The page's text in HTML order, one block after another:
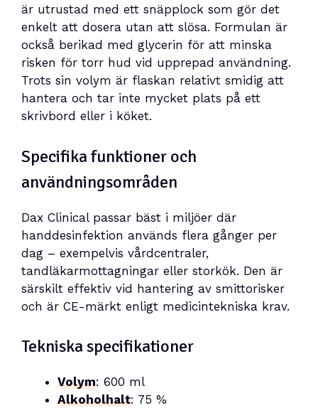
är utrustad med ett snäpplock som gör det
enkelt att dosera utan att slösa. Formulan är
också berikad med glycerin för att minska
risken för torr hud vid upprepad användning.
Trots sin volym är flaskan relativt smidig att
hantera och tar inte mycket plats på ett
skrivbord eller i köket.
Specifika funktioner och
användningsområden
Dax Clinical passar bäst i miljöer där
handdesinfektion används flera gånger per
dag – exempelvis vårdcentraler,
tandläkarmottagningar eller storkök. Den är
särskilt effektiv vid hantering av smittorisker
och är CE-märkt enligt medicintekniska krav.
Tekniska specifikationer
Volym: 600 ml
Alkoholhalt: 75 %